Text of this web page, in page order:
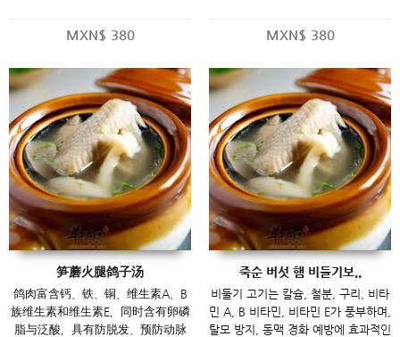
MXN$ 380 MXN$ 380
笋蘑火腿鸽子汤
鸽肉富含钙、铁、铜、维生素A、B
族维生素和维生素E，同时含有卵磷
脂与泛酸，具有防脱发、预防动脉
죽순 버섯 햄 비둘기보..
비둘기 고기는 칼슘, 철분, 구리, 비타
민 A, B 비타민, 비타민 E가 풍부하며,
탈모 방지, 동맥 경화 예방에 효과적인